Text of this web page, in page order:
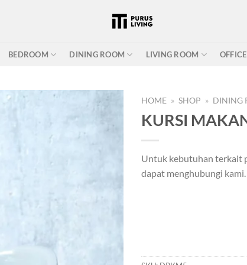
BEDROOM DINING ROOM LIVING ROOM
Add to
HOME » SHOP » DINING
KURSI
Untuk kebutuhan terkait
dapat menghubungi kami.